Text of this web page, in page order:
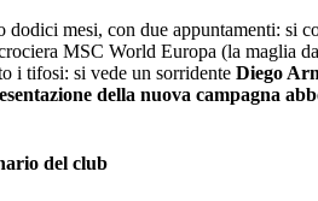
mesi, con due appuntamenti: si
MSC World Europa (la maglia
i tifosi: si vede un sorridente Diego
della nuova campagna
del club